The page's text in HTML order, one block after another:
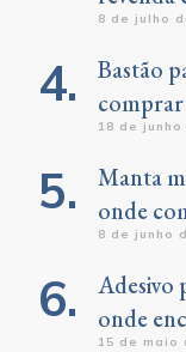
8 de julho
Bastão
18 de junho
Manta
onde
8 de junho
Adesivo
onde
15 de maio